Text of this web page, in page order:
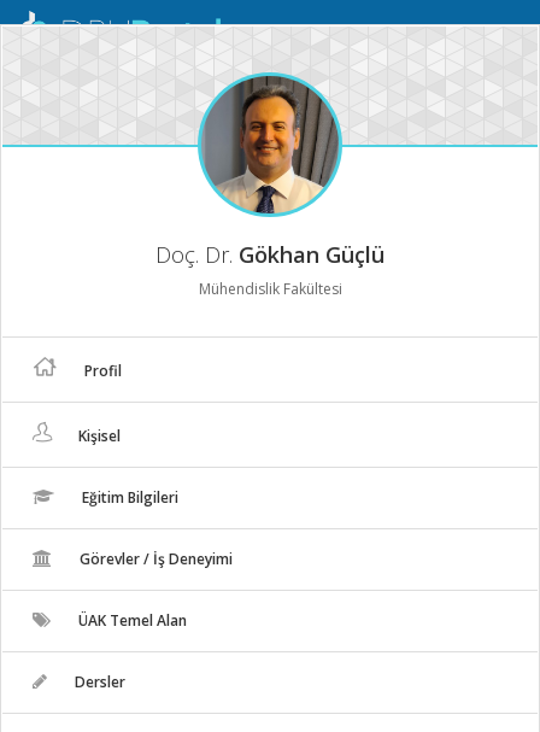
Mobil
Doç. Dr. Gökhan Güçlü
Mühendislik Fakültesi
Profil
Kişisel
Eğitim Bilgileri
Görevler / İş Deneyimi
ÜAK Temel Alan
Dersler